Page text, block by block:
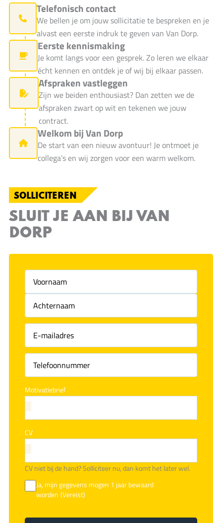
Telefonisch contact
We bellen je om jouw sollicitatie te bespreken en je
alvast een eerste indruk te geven van Van Dorp.
Eerste kennismaking
Je komt langs voor een gesprek. Zo leren we elkaar
écht kennen en ontdek je of wij bij elkaar passen.
Afspraken vastleggen
Zijn we beiden enthousiast? Dan zetten we de
afspraken zwart op wit en tekenen we jouw
contract.
Welkom bij Van Dorp
De start van een nieuw avontuur! Je ontmoet je
collega’s en wij zorgen voor een warm welkom.
SOLLICITEREN
SLUIT JE AAN BIJ VAN
DORP
Voornaam
(Vereist)
Achternaam
(Vereist)
Motivatiebrief
CV
CV niet bij de hand? Solliciteer nu, dan komt het later wel.
Ja, mijn gegevens mogen 1 jaar bewaard
worden (Vereist)